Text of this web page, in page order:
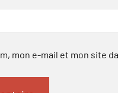
mon e-mail et mon site